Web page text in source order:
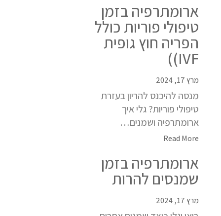
ארומתרפיה בזמן
טיפולי פוריות כולל
הפריה חוץ גופית
IVF))
מרץ 17, 2024
מנסה להיכנס להריון בעזרת
טיפולי פוריות? גלי איך
ארומתרפיה ושמנים…
Read More
ארומתרפיה בזמן
שמנסים להרות
מרץ 17, 2024